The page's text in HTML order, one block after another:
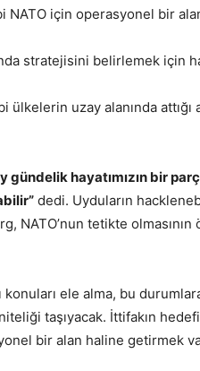
NATO için operasyonel bir
stratejisini belirlemek için
uzay alanında attığı
gündelik hayatımızın bir
dedi. Uyduların
NATO’nun tetikte olmasının
ele alma, bu
taşıyacak. İttifakın
bir alan haline getirmek